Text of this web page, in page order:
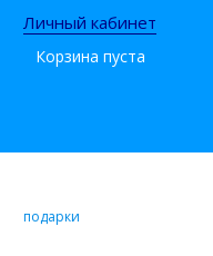
Личный кабинет
Корзина пуста
подарки